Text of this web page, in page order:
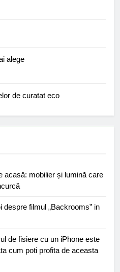
alege
de curatat eco
acasă: mobilier și lumină care
filmul „Backrooms” in
de fisiere cu un iPhone este
cum poti profita de aceasta